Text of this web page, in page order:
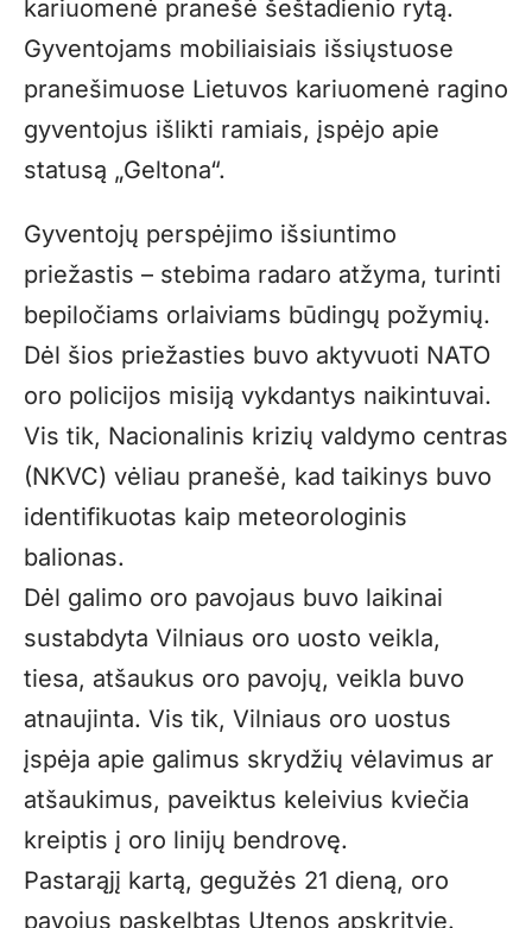
kariuomenė pranešė šeštadienio rytą.
Gyventojams mobiliaisiais išsiųstuose
pranešimuose Lietuvos kariuomenė ragino
gyventojus išlikti ramiais, įspėjo apie
statusą „Geltona“.
Gyventojų perspėjimo išsiuntimo
priežastis – stebima radaro atžyma, turinti
bepiločiams orlaiviams būdingų požymių.
Dėl šios priežasties buvo aktyvuoti NATO
oro policijos misiją vykdantys naikintuvai.
Vis tik, Nacionalinis krizių valdymo centras
(NKVC) vėliau pranešė, kad taikinys buvo
identifikuotas kaip meteorologinis
balionas.
Dėl galimo oro pavojaus buvo laikinai
sustabdyta Vilniaus oro uosto veikla,
tiesa, atšaukus oro pavojų, veikla buvo
atnaujinta. Vis tik, Vilniaus oro uostus
įspėja apie galimus skrydžių vėlavimus ar
atšaukimus, paveiktus keleivius kviečia
kreiptis į oro linijų bendrovę.
Pastarąjį kartą, gegužės 21 dieną, oro
pavojus paskelbtas Utenos apskrityje.